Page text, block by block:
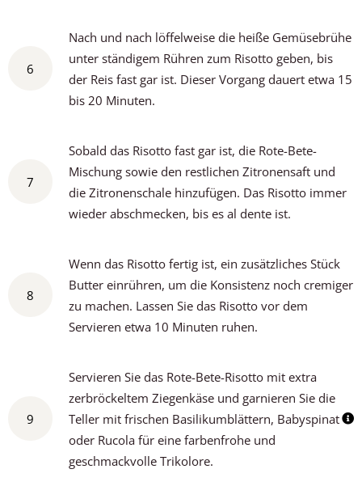
6
Nach und nach löffelweise die heiße Gemüsebrühe
unter ständigem Rühren zum Risotto geben, bis
der Reis fast gar ist. Dieser Vorgang dauert etwa 15
bis 20 Minuten.
7
Sobald das Risotto fast gar ist, die Rote-Bete-
Mischung sowie den restlichen Zitronensaft und
die Zitronenschale hinzufügen. Das Risotto immer
wieder abschmecken, bis es al dente ist.
8
Wenn das Risotto fertig ist, ein zusätzliches Stück
Butter einrühren, um die Konsistenz noch cremiger
zu machen. Lassen Sie das Risotto vor dem
Servieren etwa 10 Minuten ruhen.
9
Servieren Sie das Rote-Bete-Risotto mit extra
zerbröckeltem Ziegenkäse und garnieren Sie die
Teller mit frischen Basilikumblättern, Babyspinat
oder Rucola für eine farbenfrohe und
geschmackvolle Trikolore.